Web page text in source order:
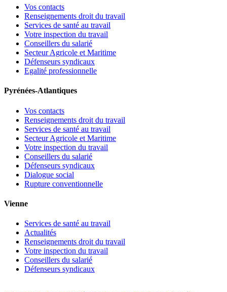
Vos contacts
Renseignements droit du travail
Services de santé au travail
Votre inspection du travail
Conseillers du salarié
Secteur Agricole et Maritime
Défenseurs syndicaux
Egalité professionnelle
Pyrénées-Atlantiques
Vos contacts
Renseignements droit du travail
Services de santé au travail
Secteur Agricole et Maritime
Votre inspection du travail
Conseillers du salarié
Défenseurs syndicaux
Dialogue social
Rupture conventionnelle
Vienne
Services de santé au travail
Actualités
Renseignements droit du travail
Votre inspection du travail
Conseillers du salarié
Défenseurs syndicaux